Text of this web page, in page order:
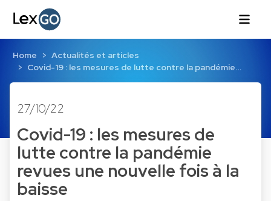
Home
Actualités et articles
Covid-19 : les mesures de lutte contre la pandémie…
27/10/22
Covid-19 : les mesures de
lutte contre la pandémie
revues une nouvelle fois à la
baisse